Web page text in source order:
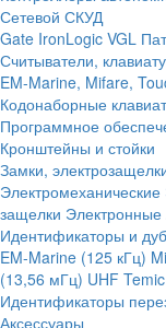
Сетевой СКУД
Gate IronLogic VGL
Считыватели,
EM-Marine, Mifare,
Кодонаборные
Программное
Кронштейны и стойки
Замки,
Электромеханические
защелки Электронные
Идентификаторы и
EM-Marine (125 кГц)
(13,56 мГц) UHF
Идентификаторы
Аксессуары